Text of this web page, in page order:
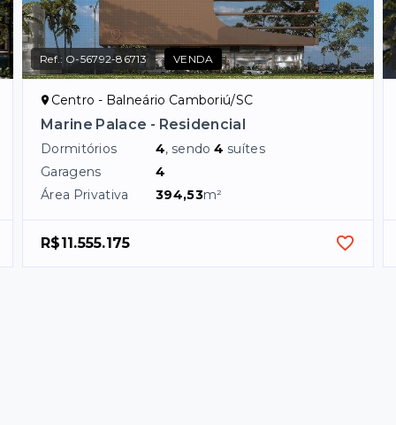
Ref.: O-56792-86713 VENDA
Centro - Balneário Camboriú/SC
Marine Palace - Residencial
Dormitórios 4, sendo4 suítes
Garagens
4
Área Privativa
394,53m²
R$11.555.175